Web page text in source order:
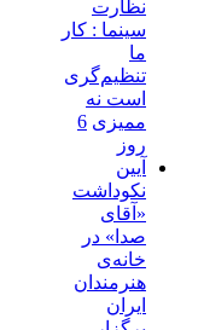
نظارت
سینما : کار
ما
تنظیم‌گری
است نه
ممیزی 6
روز
آیین
نکوداشت
«آقای
صدا» در
خانه‌ی
هنرمندان
ایران